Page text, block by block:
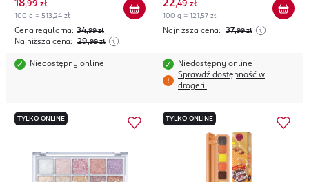
18,99 zł
100 g = 513,24 zł
Cena regularna: 34,99 zł
Najniższa cena: 29,99 zł
Niedostępny online
22,49 zł
100 g = 121,57 zł
Najniższa cena: 37,99 zł
Niedostępny online
Sprawdź dostępność w
drogerii
TYLKO ONLINE TYLKO ONLINE